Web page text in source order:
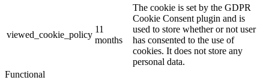
viewed_cookie_policy
11
months
The cookie is set by the GDPR
Cookie Consent plugin and is
used to store whether or not user
has consented to the use of
cookies. It does not store any
personal data.
Functional